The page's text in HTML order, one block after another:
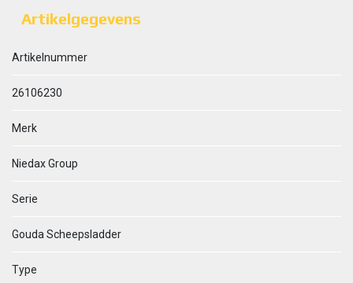
Artikelgegevens
Artikelnummer
26106230
Merk
Niedax Group
Serie
Gouda Scheepsladder
Type